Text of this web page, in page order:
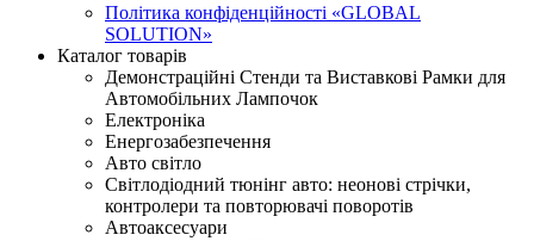
Політика конфіденційності «GLOBAL
SOLUTION»
Каталог товарів
Демонстраційні Стенди та Виставкові Рамки для
Автомобільних Лампочок
Електроніка
Енергозабезпечення
Авто світло
Світлодіодний тюнінг авто: неонові стрічки,
контролери та повторювачі поворотів
Автоаксесуари